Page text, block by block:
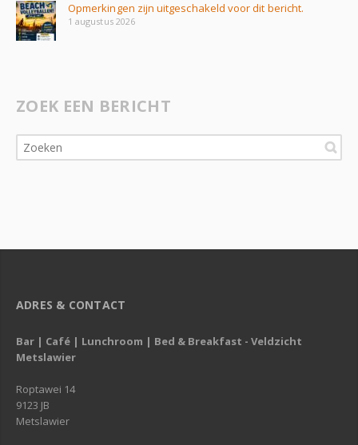
Opmerkingen zijn uitgeschakeld voor dit bericht.
1 augustus 2026
ZOEK EEN BERICHT
ADRES & CONTACT
Bar | Café | Lunchroom | Bed & Breakfast - Veldzicht
Metslawier
Roptawei 14
9123 JB
Metslawier